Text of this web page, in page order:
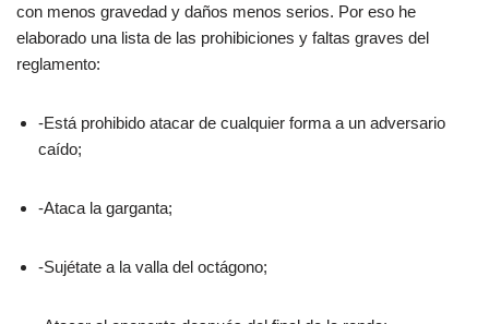
con menos gravedad y daños menos serios. Por eso he
elaborado una lista de las prohibiciones y faltas graves del
reglamento:
-Está prohibido atacar de cualquier forma a un adversario
caído;
-Ataca la garganta;
-Sujétate a la valla del octágono;